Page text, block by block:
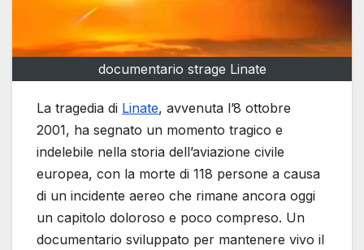
documentario strage Linate
La tragedia di Linate, avvenuta l’8 ottobre
2001, ha segnato un momento tragico e
indelebile nella storia dell’aviazione civile
europea, con la morte di 118 persone a causa
di un incidente aereo che rimane ancora oggi
un capitolo doloroso e poco compreso. Un
documentario sviluppato per mantenere vivo il